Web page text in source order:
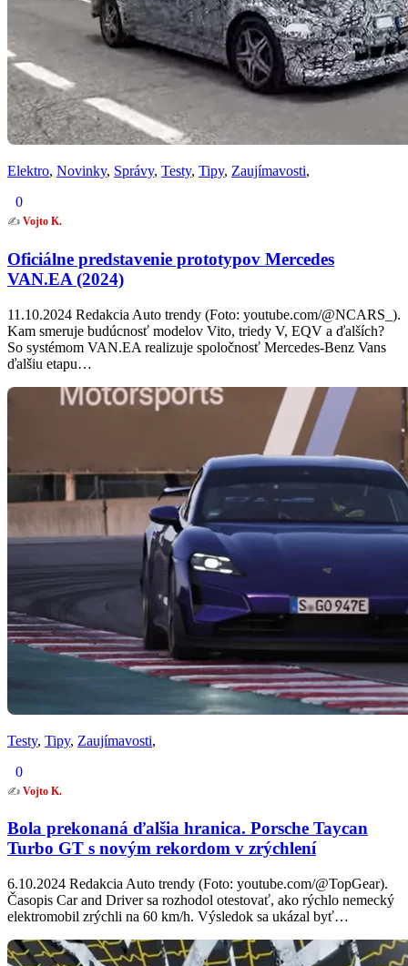
Elektro, Novinky, Správy, Testy, Tipy, Zaujímavosti,
0
✍️ Vojto K.
Oficiálne predstavenie prototypov Mercedes
VAN.EA (2024)
11.10.2024 Redakcia Auto trendy (Foto: youtube.com/@NCARS_).
Kam smeruje budúcnosť modelov Vito, triedy V, EQV a ďalších?
So systémom VAN.EA realizuje spoločnosť Mercedes-Benz Vans
ďalšiu etapu…
Testy, Tipy, Zaujímavosti,
0
✍️ Vojto K.
Bola prekonaná ďalšia hranica. Porsche Taycan
Turbo GT s novým rekordom v zrýchlení
6.10.2024 Redakcia Auto trendy (Foto: youtube.com/@TopGear).
Časopis Car and Driver sa rozhodol otestovať, ako rýchlo nemecký
elektromobil zrýchli na 60 km/h. Výsledok sa ukázal byť…